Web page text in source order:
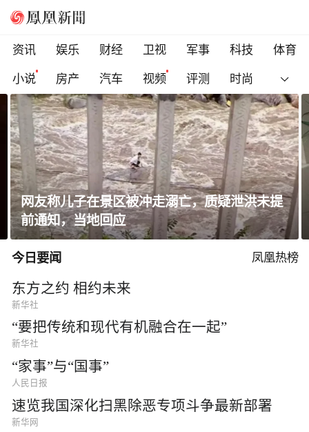
资讯 娱乐 财经 卫视 军事 科技
体育
小说
房产 汽车 视频 评测 时尚
网友称儿子在景区被冲走溺亡，质疑泄洪未提
前通知，当地回应
今日要闻 凤凰热榜
东方之约 相约未来
新华社
“要把传统和现代有机融合在一起”
新华社
“家事”与“国事”
人民日报
速览我国深化扫黑除恶专项斗争最新部署
新华网